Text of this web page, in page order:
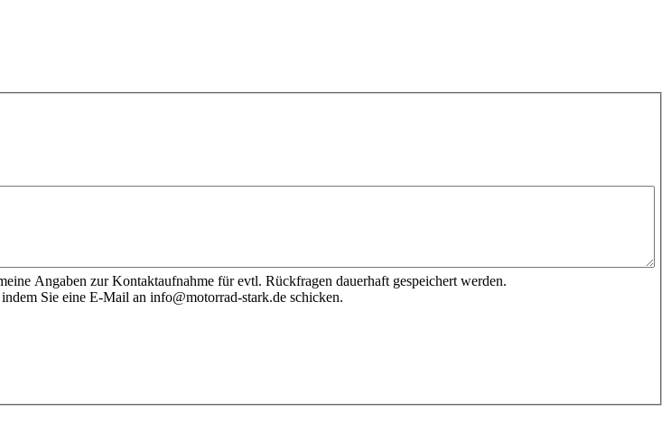
Angaben zur Kontaktaufnahme für evtl. Rückfragen dauerhaft gespeichert werden.
Sie eine E-Mail an info@motorrad-stark.de schicken.